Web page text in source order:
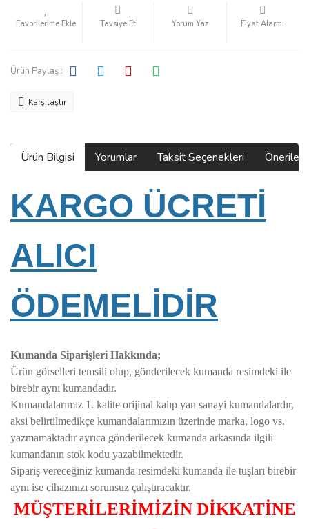
Tavsiye Et Yorum Yaz Fiyat Alarmı
Ürün Paylaş :
Karşılaştır
Ürün Bilgisi Yorumlar Taksit Seçenekleri
KARGO ÜCRETİ
ALICI
ÖDEMELİDİR
Kumanda Siparişleri Hakkında;
Ürün görselleri temsili olup, gönderilecek kumanda resimdeki ile
birebir aynı kumandadır.
Kumandalarımız 1. kalite orijinal kalıp yan sanayi kumandalardır,
aksi belirtilmedikçe kumandalarımızın üzerinde marka, logo vs.
yazmamaktadır ayrıca gönderilecek kumanda arkasında ilgili
kumandanın stok kodu yazabilmektedir.
Sipariş vereceğiniz kumanda resimdeki kumanda ile tuşları birebir
aynı ise cihazınızı sorunsuz çalıştıracaktır.
MÜŞTERİLERİMİZİN DİKKATİNE